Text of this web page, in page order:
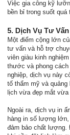
Việc gia công kỹ
bền bỉ trong suốt quá
5. Dịch Vụ Tư
Một điểm cộng lớn
tư vấn và hỗ trợ
viên giàu kinh
thước và phong
nghiệp, dịch vụ này
tố thẩm mỹ và
lịch vừa đẹp mắt vừa
Ngoài ra, dịch vụ in
hàng in số lượng
đảm bảo chất lượng.